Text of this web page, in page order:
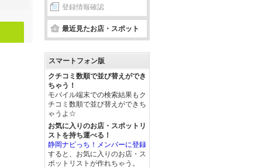
登録情報確認
最近見たお店・スポット
スマートフォン版
クチコミ数順で並び替えができ
ちゃう！
モバイル端末での検索結果もク
チコミ数順で並び替えができち
ゃうよ☆
お気に入りのお店・スポットリ
ストを持ち運べる！
静岡ナビっち！メンバーに登録
すると、お気に入りのお店・ス
ポットリストが作れちゃう。